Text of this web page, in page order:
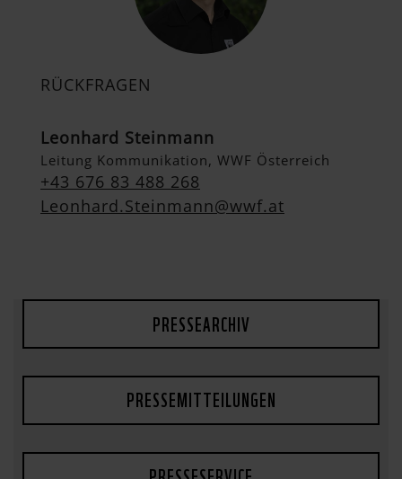
RÜCKFRAGEN
Leonhard Steinmann
Leitung Kommunikation, WWF Österreich
+43 676 83 488 268
Leonhard.Steinmann@wwf.at
PRESSEARCHIV
PRESSEMITTEILUNGEN